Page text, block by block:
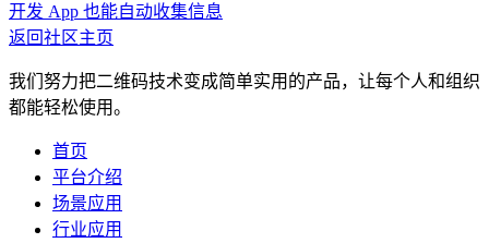
开发 App 也能自动收集信息
返回社区主页
我们努力把二维码技术变成简单实用的产品，让每个人和组织
都能轻松使用。
首页
平台介绍
场景应用
行业应用